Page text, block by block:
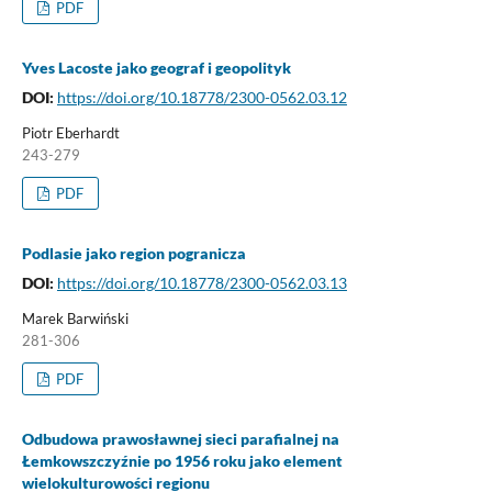
PDF
Yves Lacoste jako geograf i geopolityk
DOI: https://doi.org/10.18778/2300-0562.03.12
Piotr Eberhardt
243-279
PDF
Podlasie jako region pogranicza
DOI: https://doi.org/10.18778/2300-0562.03.13
Marek Barwiński
281-306
PDF
Odbudowa prawosławnej sieci parafialnej na
Łemkowszczyźnie po 1956 roku jako element
wielokulturowości regionu